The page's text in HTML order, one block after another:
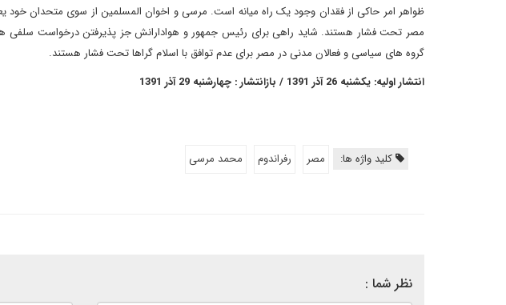
ظواهر امر حاکی از فقدان وجود یک راه میانه است. مرسی و اخوان المسلمین از سوی متحدان خود
مصر تحت فشار هستند. شاید راهی برای رئیس جمهور و هوادارانش جز پذیرفتن درخواست سلفی ها
گروه های سیاسی و فعالان مدنی در مصر برای عدم توافق با اسلام گراها تحت فشار هستند.
انتشار اولیه: یکشنبه 26 آذر 1391 / بازانتشار : چهارشنبه 29 آذر 1391
کلید واژه ها: مصر رفراندوم محمد مرسی
نظر شما :